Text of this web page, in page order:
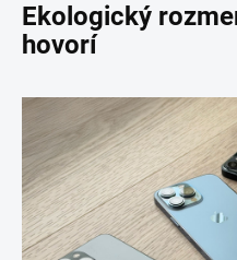
Ekologický
hovorí